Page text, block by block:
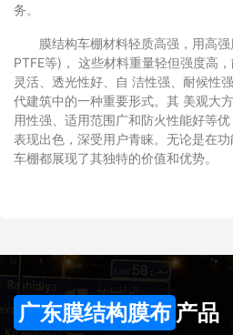
务。
膜结构车棚材料轻质高强，用高强
PTFE等)， 这些材料重量轻但强度高
灵活、透光性好、自 洁性强、耐候性
代建筑中的一种重要形式。其 美观大
用性强、适用范围广和防火性能好等
表现出色，深受用户青睐。无论是在
车棚都展现了其独特的价值和优势。
广东膜结构膜布 产品